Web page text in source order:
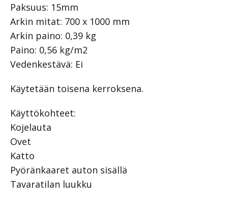
Paksuus: 15mm
Arkin mitat: 700 x 1000 mm
Arkin paino: 0,39 kg
Paino: 0,56 kg/m2
Vedenkestävä: Ei
Käytetään toisena kerroksena.
Käyttökohteet:
Kojelauta
Ovet
Katto
Pyöränkaaret auton sisällä
Tavaratilan luukku